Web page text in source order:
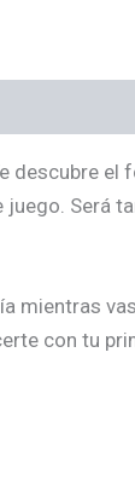
descubre
Será
mientras
con tu